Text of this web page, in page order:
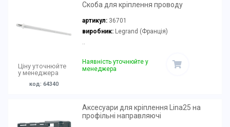
Ціну уточнюйте
у менеджера
код: 64340
Скоба для кріплення проводу
артикул: 36701
виробник:Legrand (Франція)
..
Наявність уточнюйте у
менеджера
Аксесуари для кріплення Lina25 на
профільні направляючі